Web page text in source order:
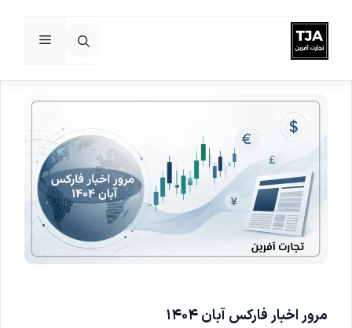
پرش
به
فهرست
مرور اخبار فارکس آبان ۱۴۰۴